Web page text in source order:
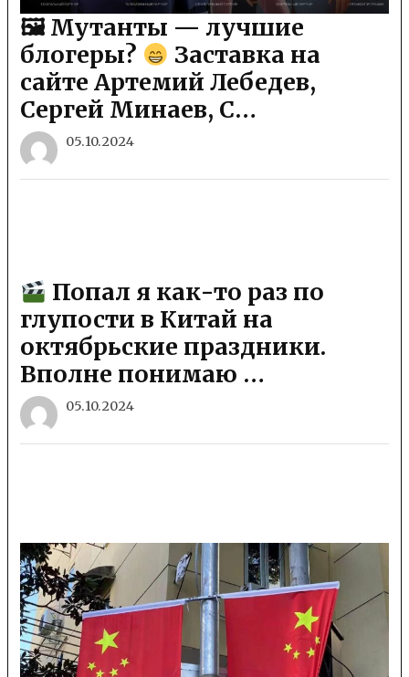
🖼 Мутанты — лучшие
блогеры?
Заставка на
сайте Артемий Лебедев,
Сергей Минаев, С…
05.10.2024
Попал я как-то раз по
глупости в Китай на
октябрьские праздники.
Вполне понимаю …
05.10.2024